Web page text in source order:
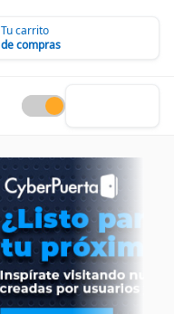
Tu carrito
de compras